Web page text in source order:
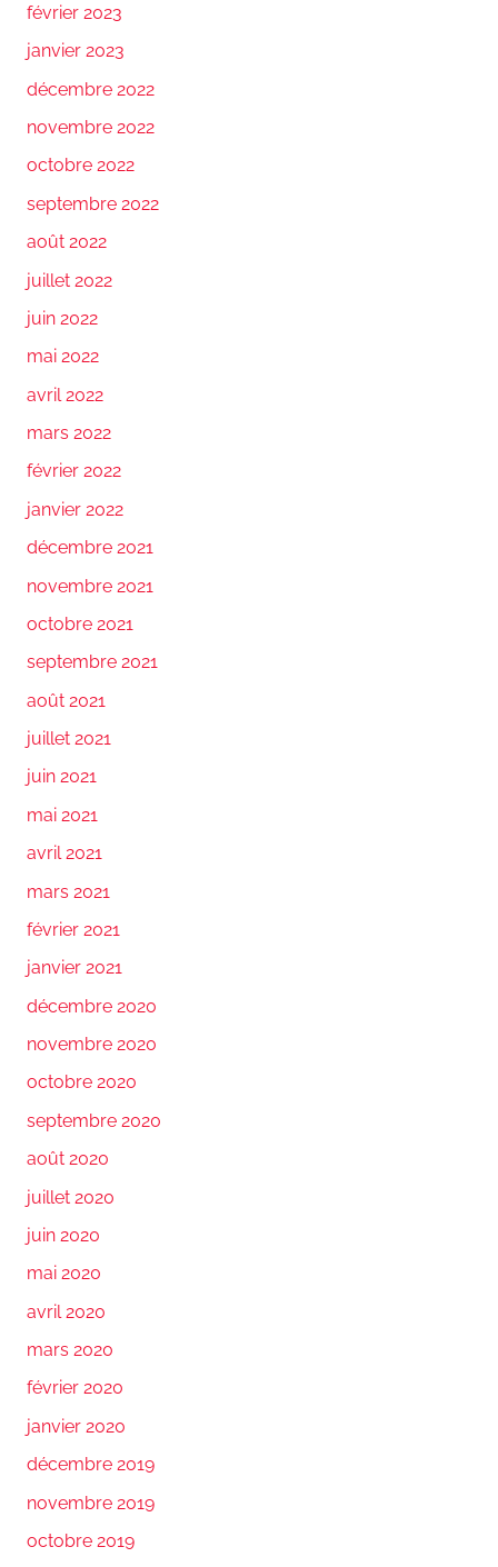
février 2023
janvier 2023
décembre 2022
novembre 2022
octobre 2022
septembre 2022
août 2022
juillet 2022
juin 2022
mai 2022
avril 2022
mars 2022
février 2022
janvier 2022
décembre 2021
novembre 2021
octobre 2021
septembre 2021
août 2021
juillet 2021
juin 2021
mai 2021
avril 2021
mars 2021
février 2021
janvier 2021
décembre 2020
novembre 2020
octobre 2020
septembre 2020
août 2020
juillet 2020
juin 2020
mai 2020
avril 2020
mars 2020
février 2020
janvier 2020
décembre 2019
novembre 2019
octobre 2019